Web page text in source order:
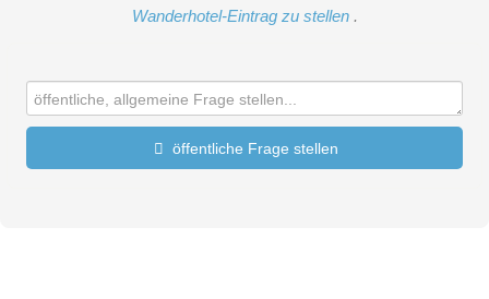
Wanderhotel-Eintrag zu stellen .
öffentliche Frage stellen